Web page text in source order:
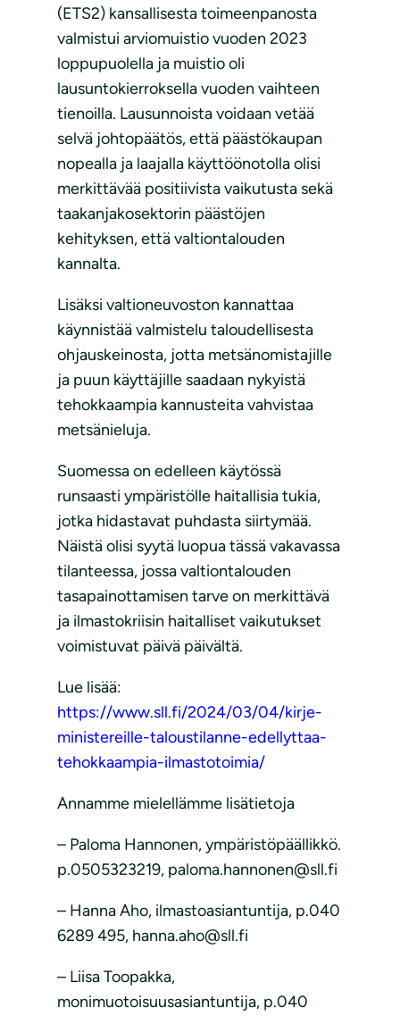
(ETS2) kansallisesta toimeenpanosta
valmistui arviomuistio vuoden 2023
loppupuolella ja muistio oli
lausuntokierroksella vuoden vaihteen
tienoilla. Lausunnoista voidaan vetää
selvä johtopäätös, että päästökaupan
nopealla ja laajalla käyttöönotolla olisi
merkittävää positiivista vaikutusta sekä
taakanjakosektorin päästöjen
kehityksen, että valtiontalouden
kannalta.
Lisäksi valtioneuvoston kannattaa
käynnistää valmistelu taloudellisesta
ohjauskeinosta, jotta metsänomistajille
ja puun käyttäjille saadaan nykyistä
tehokkaampia kannusteita vahvistaa
metsänieluja.
Suomessa on edelleen käytössä
runsaasti ympäristölle haitallisia tukia,
jotka hidastavat puhdasta siirtymää.
Näistä olisi syytä luopua tässä vakavassa
tilanteessa, jossa valtiontalouden
tasapainottamisen tarve on merkittävä
ja ilmastokriisin haitalliset vaikutukset
voimistuvat päivä päivältä.
Lue lisää:
https://www.sll.fi/2024/03/04/kirje-
ministereille-taloustilanne-edellyttaa-
tehokkaampia-ilmastotoimia/
Annamme mielellämme lisätietoja
– Paloma Hannonen, ympäristöpäällikkö.
p.0505323219, paloma.hannonen@sll.fi
– Hanna Aho, ilmastoasiantuntija, p.040
6289 495, hanna.aho@sll.fi
– Liisa Toopakka,
monimuotoisuusasiantuntija, p.040